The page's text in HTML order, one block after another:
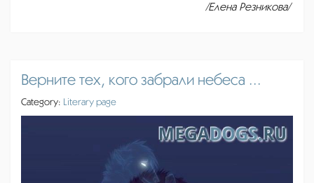
/Елена Резникова/
Верните тех, кого забрали небеса ...
Category: Literary page